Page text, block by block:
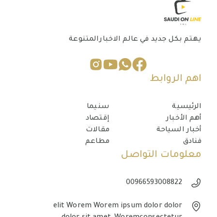
يهتم بكل جديد في عالم الاخبارالمتنوعة
اهم الروابط
الرئيسية
أهم الأخبار
أخبار السياحة
فنادق
سنيما
إقتصاد
مقالات
مطاعم
معلومات التواصل
00966593008822
elit Worem Worem ipsum dolor dolor